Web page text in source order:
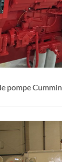
pompe